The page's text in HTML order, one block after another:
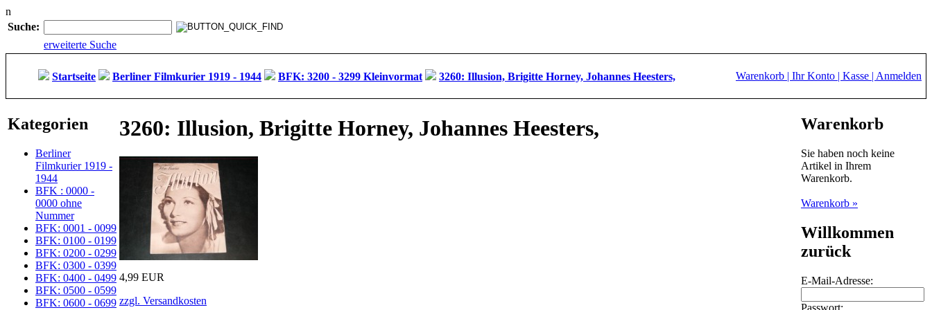
n
Suche:
erweiterte Suche
Startseite Berliner Filmkurier 1919 - 1944 BFK: 3200 - 3299 Kleinvormat 3260: Illusion, Brigitte Horney, Johannes Heesters, Warenkorb | Ihr Konto | Kasse | Anmelden
Kategorien
Berliner
Filmkurier 1919 -
1944
BFK : 0000 -
0000 ohne
Nummer
BFK: 0001 - 0099
BFK: 0100 - 0199
BFK: 0200 - 0299
BFK: 0300 - 0399
BFK: 0400 - 0499
BFK: 0500 - 0599
BFK: 0600 - 0699
3260: Illusion, Brigitte Horney, Johannes Heesters,
4,99 EUR
zzgl. Versandkosten
Warenkorb
Sie haben noch keine
Artikel in Ihrem
Warenkorb.
Warenkorb »
Willkommen
zurück
E-Mail-Adresse:
Passwort: